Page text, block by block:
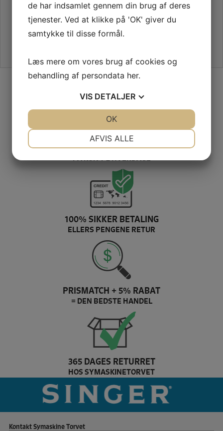
SIKKER HANDEL PÅ SYMASKINETORVET.DK
GRATIS LEVERING VED 399,-
PÅ KUN 1-2 HVERDAGE
100% SIKKER BETALING
ELLERS PENGENE RETUR
PRISMATCH + 5% RABAT
= DEN BEDSTE HANDEL
365 DAGES RETURRET
HOS SYMASKINETORVET
Kontakt Symaskine Torvet
de har indsamlet gennem din brug af deres
tjenester. Ved at klikke på 'OK' giver du
samtykke til disse formål.
Læs mere om vores brug af cookies og
behandling af persondata her.
VIS DETALJER
AFVIS ALLE
OK